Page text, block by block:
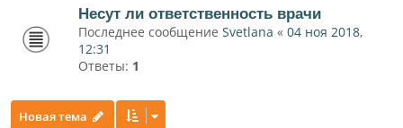
Несут ли ответственность врачи
Последнее сообщение Svetlana « 04 ноя 2018,
12:31
Ответы: 1
Новая тема